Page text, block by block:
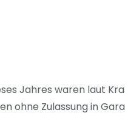
Jahres waren laut
ohne Zulassung in